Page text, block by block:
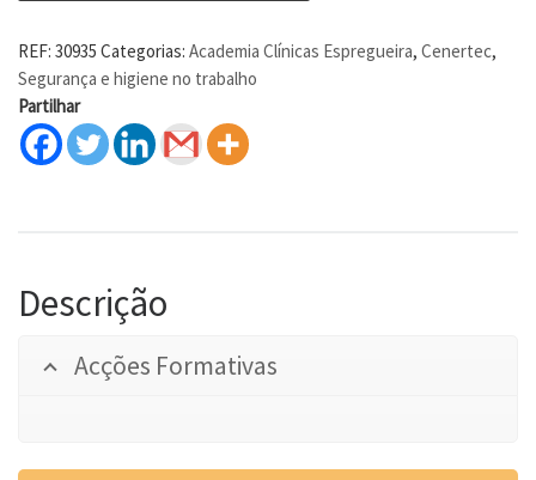
REF: 30935 Categorias: Academia Clínicas Espregueira, Cenertec,
Segurança e higiene no trabalho
Partilhar
Descrição
Acções Formativas